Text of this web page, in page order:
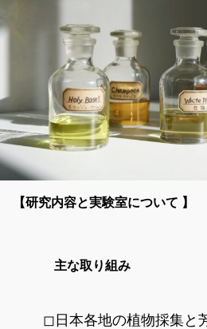
【研究内容と実験室について 】
主な取り組み
◻︎日本各地の植物採集と